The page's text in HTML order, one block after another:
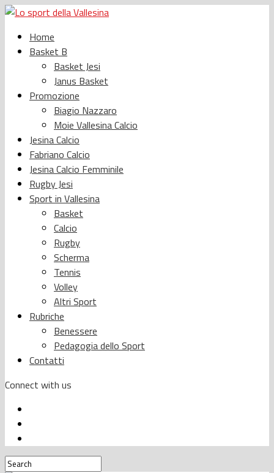
Home
Basket B
Basket Jesi
Janus Basket
Promozione
Biagio Nazzaro
Moie Vallesina Calcio
Jesina Calcio
Fabriano Calcio
Jesina Calcio Femminile
Rugby Jesi
Sport in Vallesina
Basket
Calcio
Rugby
Scherma
Tennis
Volley
Altri Sport
Rubriche
Benessere
Pedagogia dello Sport
Contatti
Connect with us